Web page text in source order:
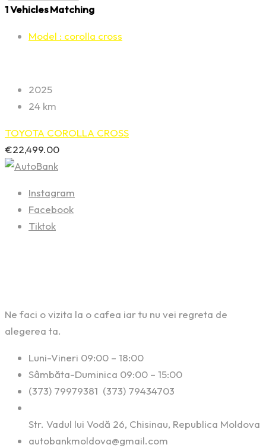
1Vehicles Matching
Model : corolla cross
2025
24 km
TOYOTA COROLLA CROSS
€22,499.00
Instagram
Facebook
Tiktok
Ne faci o vizita la o cafea iar tu nu vei regreta de
alegerea ta.
Luni-Vineri 09:00 – 18:00
Sâmbăta-Duminica 09:00 – 15:00
(373) 79979381 (373) 79434703
Str. Vadul lui Vodă 26, Chisinau, Republica Moldova
autobankmoldova@gmail.com